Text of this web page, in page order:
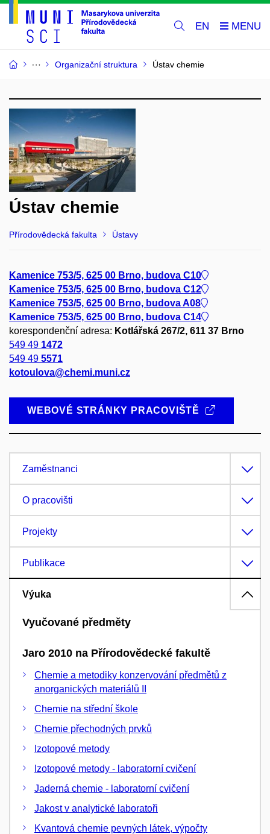
EN
Organizační struktura Ústav chemie
Ústav chemie
Přírodovědecká fakulta Ústavy
Kamenice 753/5, 625 00 Brno, budova C10
Kamenice 753/5, 625 00 Brno, budova C12
Kamenice 753/5, 625 00 Brno, budova A08
Kamenice 753/5, 625 00 Brno, budova C14
korespondenční adresa: Kotlářská 267/2, 611 37 Brno
549 49 1472
549 49 5571
kotoulova@chemi.muni.cz
WEBOVÉ STRÁNKY PRACOVIŠTĚ
Zaměstnanci
O pracovišti
Projekty
Publikace
Výuka
Vyučované předměty
Jaro 2010 na Přírodovědecké fakultě
Chemie a metodiky konzervování předmětů z
anorganických materiálů II
Chemie na střední škole
Chemie přechodných prvků
Izotopové metody
Izotopové metody - laboratorní cvičení
Jaderná chemie - laboratorní cvičení
Jakost v analytické laboratoři
Kvantová chemie pevných látek, výpočty